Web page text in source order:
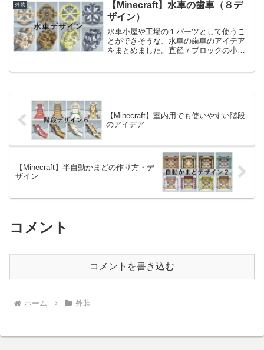
ました。同じ建物でも窓の場所によって
デザインを変えるとのっぺ...
外装
【Minecraft】水車の歯車（８デ
ザイン）
水車小屋や工場の１パーツとして使うこ
とができそうな、水車の歯車のアイデア
をまとめました。直径７ブロックの小さ
【Minecraft】室内用でも使いやすい階段
のアイデア
【Minecraft】半自動かまどの作り方・デ
ザイン
コメント
コメントを書き込む
ホーム 外装